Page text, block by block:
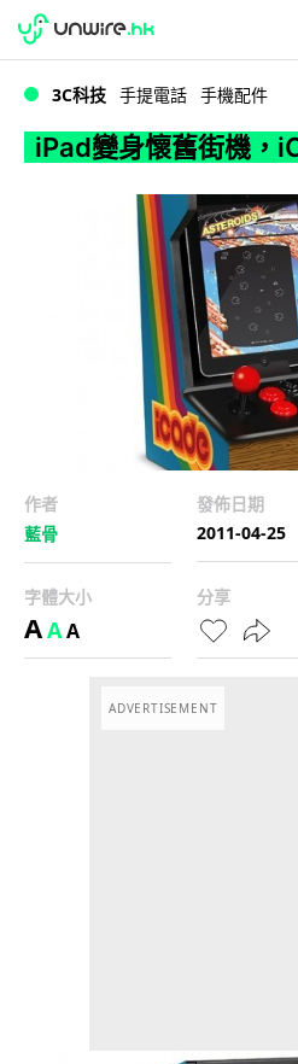
iPad變身懷舊街機
WWDC 2026
3C科技 手提電話 手機配件
iPad變身懷舊街機，
作者
藍骨
發佈日期
2011-04-25
字體大小
AAA
分享
ADVERTISEMENT